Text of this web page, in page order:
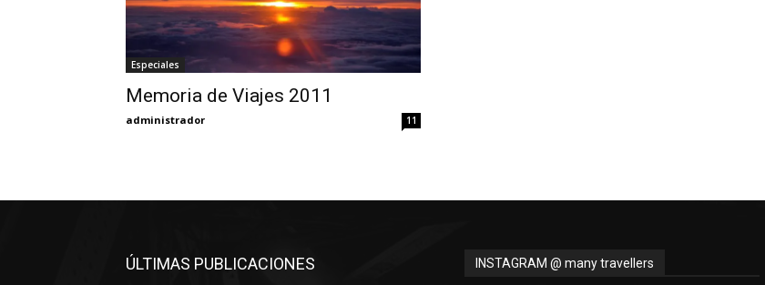
Especiales
Memoria de Viajes 2011
administrador 11
ÚLTIMAS PUBLICACIONES INSTAGRAM @ many travellers